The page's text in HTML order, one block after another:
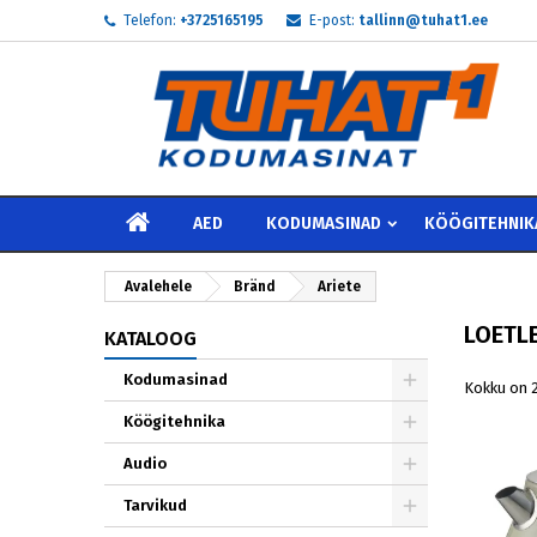
Telefon: +3725165195 E-post: tallinn@tuhat1.ee
AVALEHELE
AED KODUMASINAD
Avalehele Bränd Ariete
KATALOOG
Kodumasinad
Köögitehnika
Audio
Tarvikud
Kokku on